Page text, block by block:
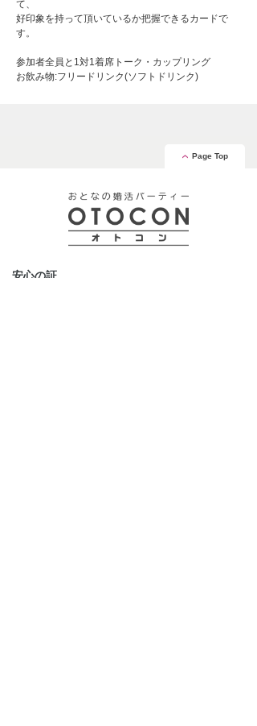
て、
好印象を持って頂いているか把握できるカードで
す。
参加者全員と1対1着席トーク・カップリング
お飲み物:フリードリンク(ソフトドリンク)
Page Top
安心の証